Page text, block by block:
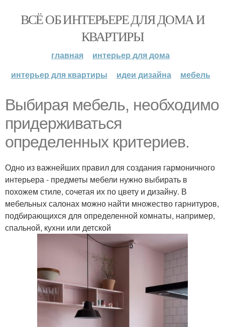
ВСЁ ОБ ИНТЕРЬЕРЕ ДЛЯ ДОМА И
КВАРТИРЫ
главная
интерьер для дома
интерьер для квартиры
идеи дизайна мебель
Выбирая мебель, необходимо
придерживаться
определенных критериев.
Одно из важнейших правил для создания гармоничного
интерьера - предметы мебели нужно выбирать в
похожем стиле, сочетая их по цвету и дизайну. В
мебельных салонах можно найти множество гарнитуров,
подбирающихся для определенной комнаты, например,
спальной, кухни или детской